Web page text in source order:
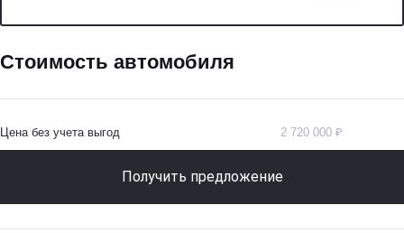
Стоимость автомобиля
Цена без учета выгод 2 720 000 ₽
Получить предложение